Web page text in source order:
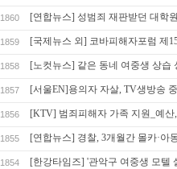
1860 [연합뉴스] 성범죄 재판받던 대학
1859 [국제뉴스 외] 코바피해자포럼 제
1858 [노컷뉴스] 같은 동네 여중생 상습
1857 [서울EN]용의자 자살, TV생방송
1856 [KTV] 범죄피해자 가족 지원_예
1855 [연합뉴스] 경찰, 3개월간 몰카·아
1854 [한강타임즈] '관악구 여중생 모텔